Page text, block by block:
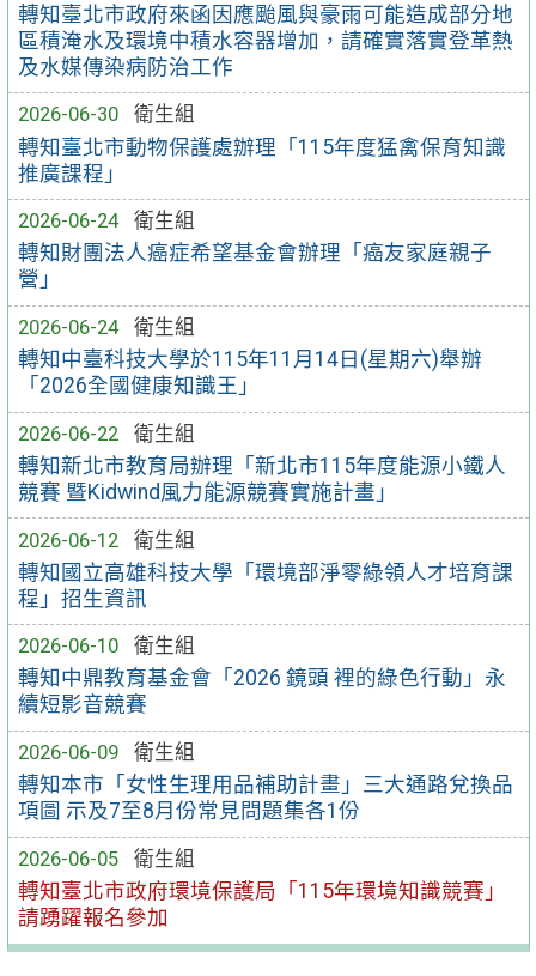
轉知臺北市政府來函因應颱風與豪雨可能造成部分地
區積淹水及環境中積水容器增加，請確實落實登革熱
及水媒傳染病防治工作
2026-06-30
衛生組
轉知臺北市動物保護處辦理「115年度猛禽保育知識
推廣課程」
2026-06-24
衛生組
轉知財團法人癌症希望基金會辦理「癌友家庭親子
營」
2026-06-24
衛生組
轉知中臺科技大學於115年11月14日(星期六)舉辦
「2026全國健康知識王」
2026-06-22
衛生組
轉知新北市教育局辦理「新北市115年度能源小鐵人
競賽 暨Kidwind風力能源競賽實施計畫」
2026-06-12
衛生組
轉知國立高雄科技大學「環境部淨零綠領人才培育課
程」招生資訊
2026-06-10
衛生組
轉知中鼎教育基金會「2026 鏡頭 裡的綠色行動」永
續短影音競賽
2026-06-09
衛生組
轉知本市「女性生理用品補助計畫」三大通路兌換品
項圖 示及7至8月份常見問題集各1份
2026-06-05
衛生組
轉知臺北市政府環境保護局「115年環境知識競賽」
請踴躍報名參加